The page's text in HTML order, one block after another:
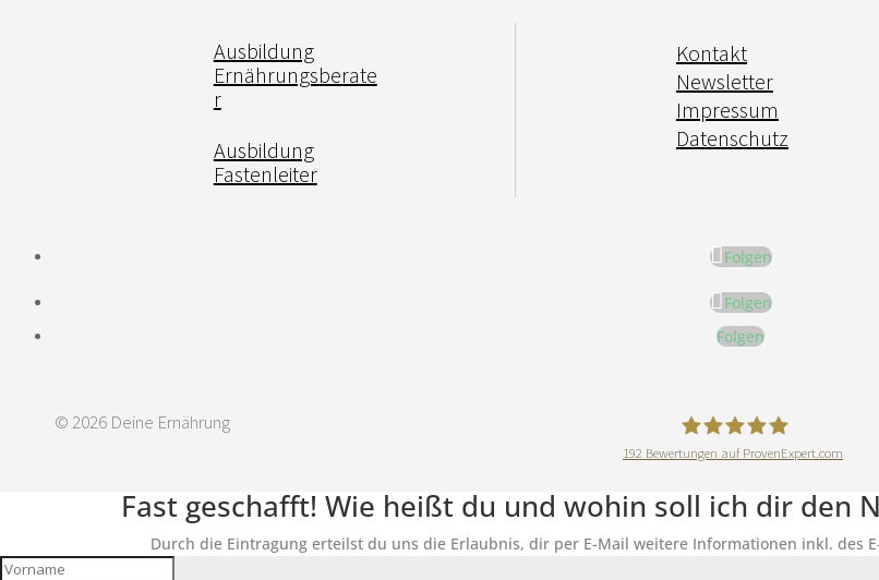
Ausbildung
Ernährungsberate
r
Ausbildung
Fastenleiter
Kontakt
Newsletter
Impressum
Datenschutz
Folgen
Folgen
Folgen
© 2026 Deine Ernährung
DeineErnährungAkademie
192 Bewertungen auf ProvenExpert.com
Fast geschafft! Wie heißt du und wohin soll ich dir den
Durch die Eintragung erteilst du uns die Erlaubnis, dir per E-Mail weitere Informationen inkl. des